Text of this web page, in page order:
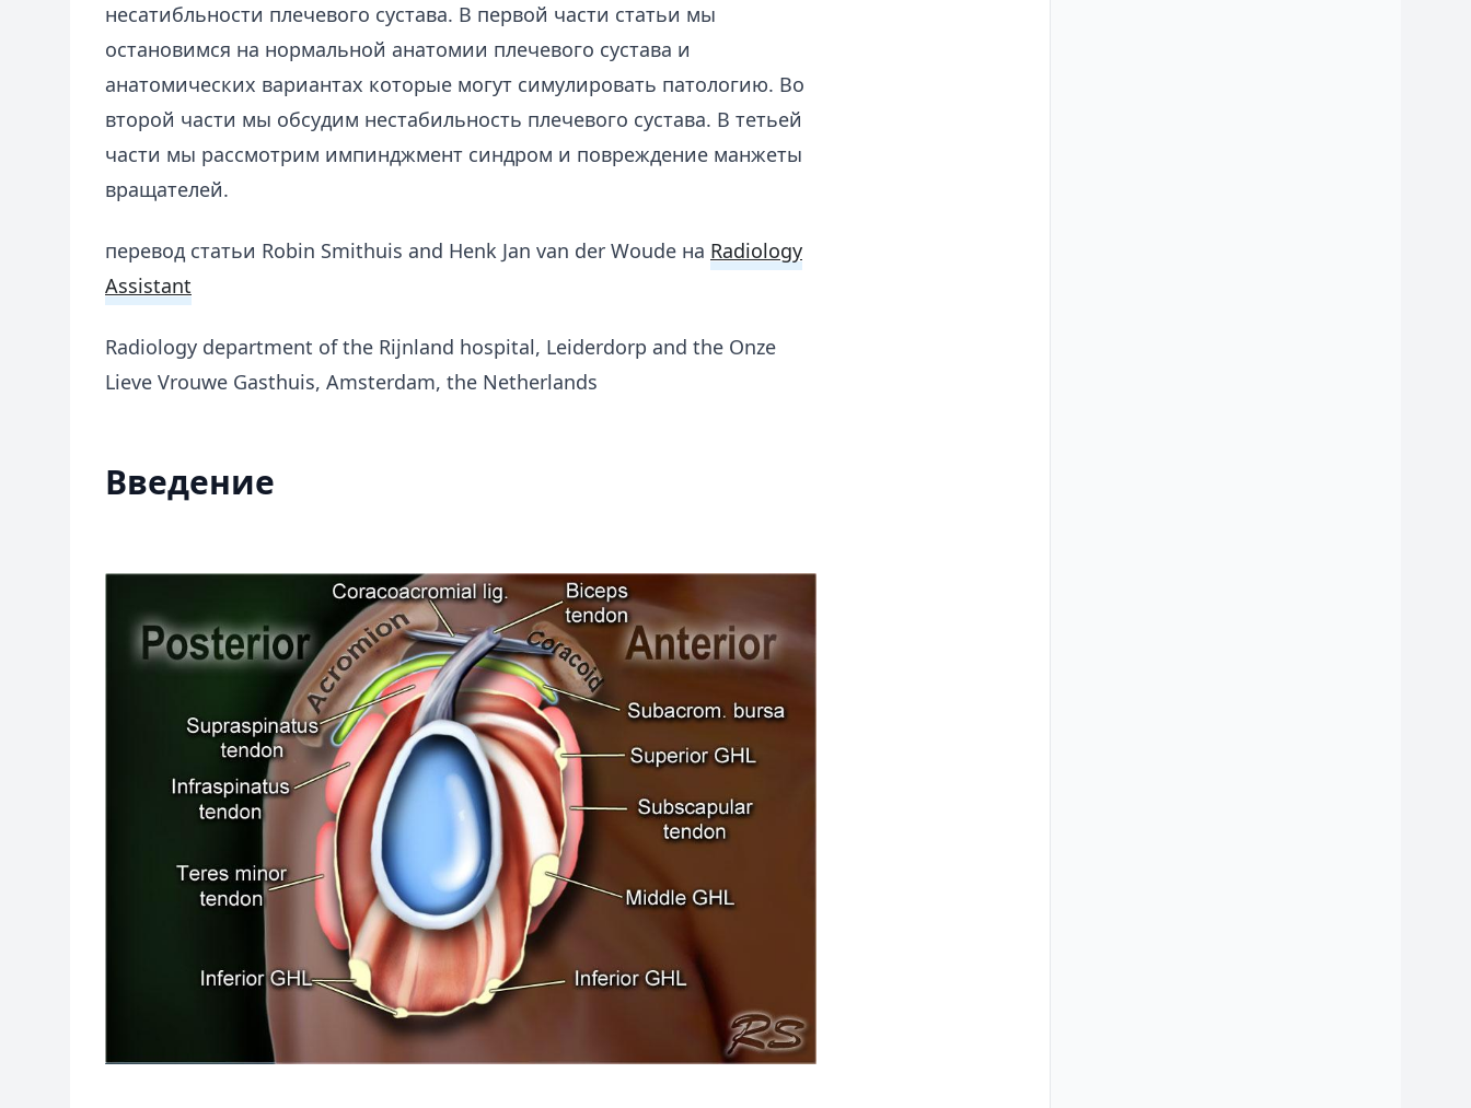
несатибльности плечевого сустава. В первой части статьи мы
остановимся на нормальной анатомии плечевого сустава и
анатомических вариантах которые могут симулировать патологию. Во
второй части мы обсудим нестабильность плечевого сустава. В тетьей
части мы рассмотрим импинджмент синдром и повреждение манжеты
вращателей.
​перевод статьи Robin Smithuis and Henk Jan van der Woude на Radiology
Assistant
Radiology department of the Rijnland hospital, Leiderdorp and the Onze
Lieve Vrouwe Gasthuis, Amsterdam, the Netherlands
Введение